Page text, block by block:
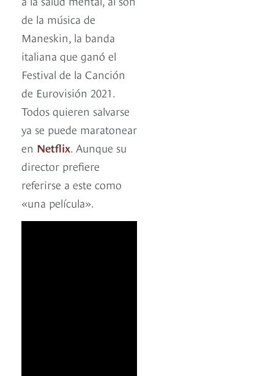
de la música de
Maneskin, la banda
italiana que ganó el
Festival de la Canción
de Eurovisión 2021.
Todos quieren salvarse
ya se puede maratonear
en Netflix. Aunque su
director prefiere
referirse a este como
«una película».